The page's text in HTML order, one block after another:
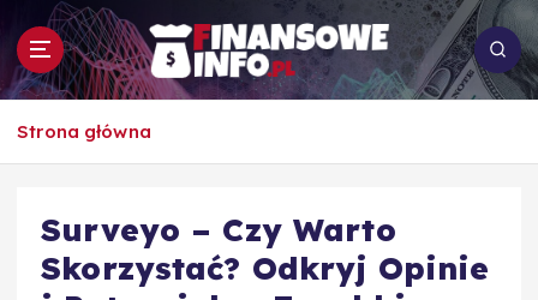
p
To i owo o rachunkowości, pracy, biznesie i
Strona główna
Surveyo – Czy Warto
Skorzystać? Odkryj Opinie